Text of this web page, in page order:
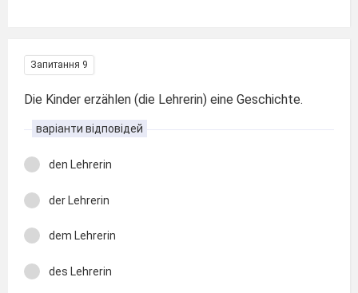
Запитання 9
Die Kinder erzählen (die Lehrerin) eine Geschichte.
варіанти відповідей
den Lehrerin
der Lehrerin
dem Lehrerin
des Lehrerin